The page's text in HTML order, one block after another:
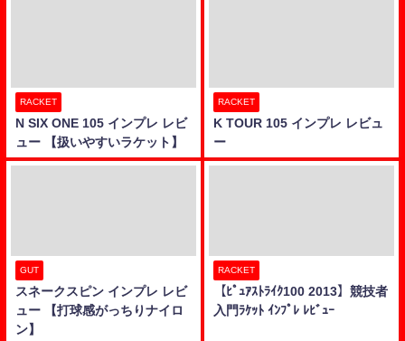
RACKET
N SIX ONE 105 インプレ レビ
ュー 【扱いやすいラケット】
RACKET
K TOUR 105 インプレ レビュ
ー
GUT
スネークスピン インプレ レビ
ュー 【打球感がっちりナイロ
ン】
RACKET
【ﾋﾟｭｱｽﾄﾗｲｸ100 2013】競技者
入門ﾗｹｯﾄ ｲﾝﾌﾟﾚ ﾚﾋﾞｭｰ